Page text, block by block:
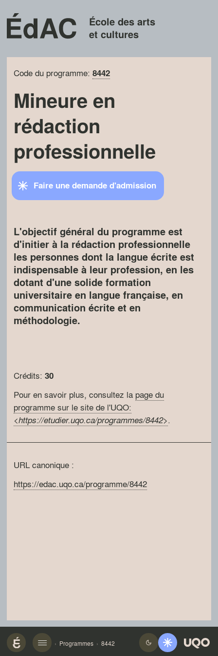
École des arts
et cultures
Code du programme:8442
Mineure en
rédaction
professionnelle
Faire une demande d'admission
L'objectif général du programme est
d'initier à la rédaction professionnelle
les personnes dont la langue écrite est
indispensable à leur profession, en les
dotant d'une solide formation
universitaire en langue française, en
communication écrite et en
méthodologie.
Crédits:30
Pour en savoir plus, consultez la page du
programme sur le site de l'UQO:
<https://etudier.uqo.ca/programmes/8442>.
URL canonique :
https://edac.uqo.ca/programme/8442
Programmes 8442